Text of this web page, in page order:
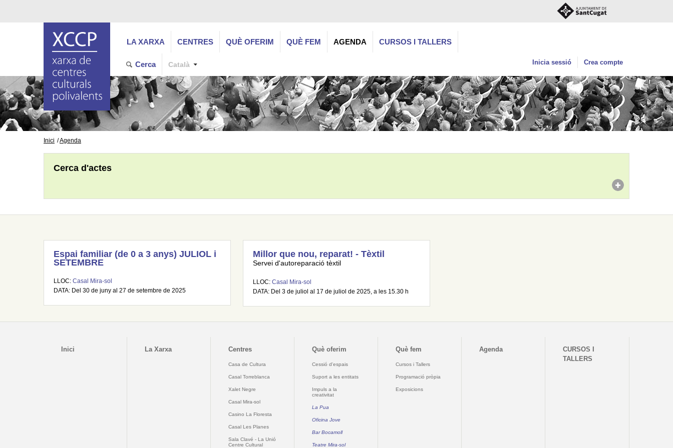
LA XARXA CENTRES QUÈ OFERIM QUÈ FEM AGENDA CURSOS I TALLERS
Cerca Català Inicia sessió Crea compte
Inici Agenda
Cerca d'actes
Espai familiar (de 0 a 3 anys) JULIOL i
SETEMBRE
LLOC: Casal Mira-sol
DATA: Del 30 de juny al 27 de setembre de 2025
Millor que nou, reparat! - Tèxtil
Servei d'autoreparació tèxtil
LLOC: Casal Mira-sol
DATA: Del 3 de juliol al 17 de juliol de 2025, a les 15.30 h
Inici La Xarxa Centres
Casa de Cultura
Casal Torreblanca
Xalet Negre
Casal Mira-sol
Casino La Floresta
Casal Les Planes
Sala Clavé - La Unió
Centre Cultural
Què oferim
Cessió d'espais
Suport a les entitats
Impuls a la
creativitat
La Pua
Oficina Jove
Bar Bocamoll
Teatre Mira-sol
Què fem
Cursos i Tallers
Programació pròpia
Exposicions
Agenda
CURSOS I
TALLERS